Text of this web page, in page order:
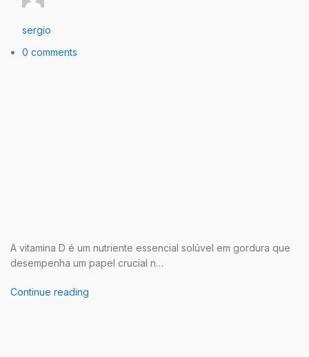
sergio
0 comments
A vitamina D é um nutriente essencial solúvel em gordura que
desempenha um papel crucial n…
Continue reading